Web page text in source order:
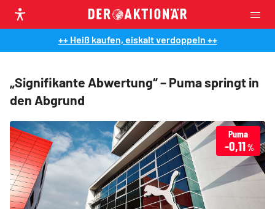
++ Heiß kaufen, eiskalt verdoppeln ++
„Signifikante Abwertung“ – Puma springt in
den Abgrund
Puma
-0,11%